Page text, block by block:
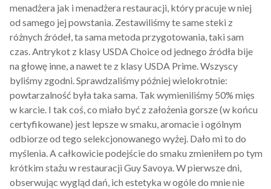
menadżera jak i menadżera restauracji, który pracuje w niej
od samego jej powstania. Zestawiliśmy te same steki z
różnych źródeł, ta sama metoda przygotowania, taki sam
czas. Antrykot z klasy USDA Choice od jednego źródła bije
na głowę inne, a nawet te z klasy USDA Prime. Wszyscy
byliśmy zgodni. Sprawdzaliśmy później wielokrotnie:
powtarzalność była taka sama. Tak wymieniliśmy 50% mięs
w karcie. I tak coś, co miało być z założenia gorsze (w końcu
certyfikowane) jest lepsze w smaku, aromacie i ogólnym
odbiorze od tego selekcjonowanego wyżej. Dało mi to do
myślenia. A całkowicie podejście do smaku zmieniłem po tym
krótkim stażu w restauracji Guy Savoya. W pierwsze dni,
obserwując wygląd dań, ich estetyka w ogóle do mnie nie